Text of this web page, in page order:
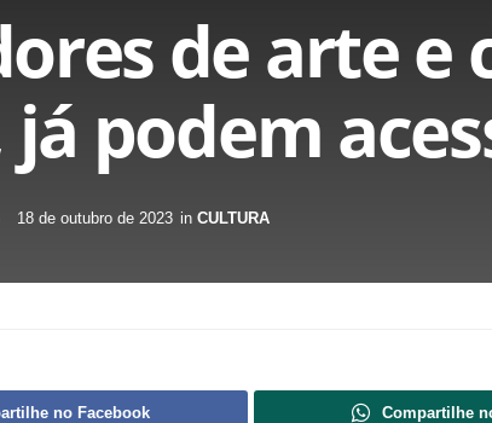
de arte
já podem
18 de outubro de 2023 in CULTURA
no Facebook Compartilhe